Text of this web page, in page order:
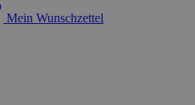
Mein Wunschzettel